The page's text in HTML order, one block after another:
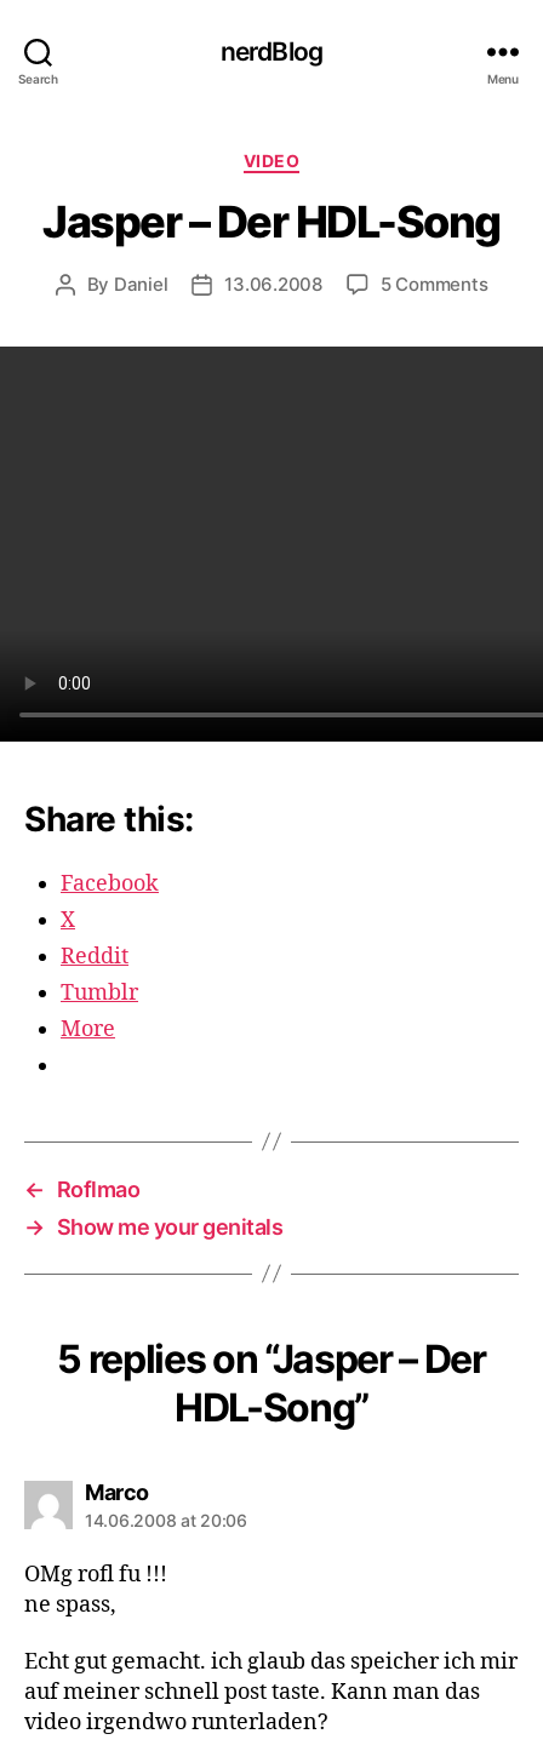
Search
nerdBlog
Menu
Categories
VIDEO
Jasper – Der HDL-Song
Post
By Daniel
Post13.06.2008 5 Commentson
Share this:
Facebook
X
Reddit
Tumblr
More
←
Roflmao
→ Show me your genitals
5 replies on “Jasper – Der
HDL-Song”
Marcosays:
14.06.2008 at 20:06
OMg rofl fu !!!
ne spass,
Echt gut gemacht. ich glaub das speicher ich mir
auf meiner schnell post taste. Kann man das
video irgendwo runterladen?